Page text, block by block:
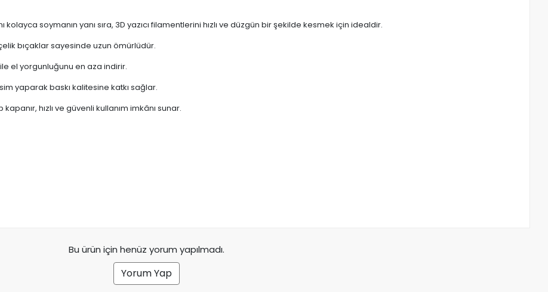
kolayca soymanın yanı sıra, 3D yazıcı filamentlerini hızlı ve düzgün bir şekilde kesmek için idealdir.
bıçaklar sayesinde uzun ömürlüdür.
el yorgunluğunu en aza indirir.
yaparak baskı kalitesine katkı sağlar.
hızlı ve güvenli kullanım imkânı sunar.
Bu ürün için henüz yorum yapılmadı.
Yorum Yap